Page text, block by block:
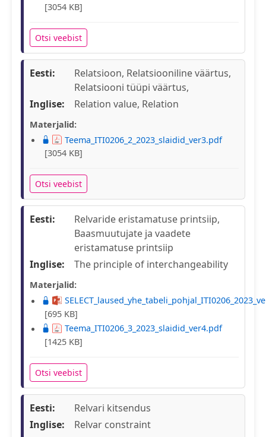
[3054 KB]
Otsi veebist
Eesti:
Relatsioon, Relatsiooniline väärtus,
Relatsiooni tüüpi väärtus,
Inglise:
Relation value, Relation
Materjalid:
Teema_ITI0206_2_2023_slaidid_ver3.pdf
[3054 KB]
Otsi veebist
Eesti:
Relvaride eristamatuse printsiip,
Baasmuutujate ja vaadete
eristamatuse printsiip
Inglise:
The principle of interchangeability
Materjalid:
[695 KB]
Teema_ITI0206_3_2023_slaidid_ver4.pdf
[1425 KB]
Otsi veebist
Eesti:
Relvari kitsendus
Inglise:
Relvar constraint